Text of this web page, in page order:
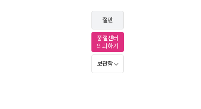
절판
품절센터
의뢰하기
보관함